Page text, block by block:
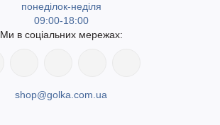
понеділок-неділя
09:00-18:00
Ми в соціальних мережах:
shop@golka.com.ua